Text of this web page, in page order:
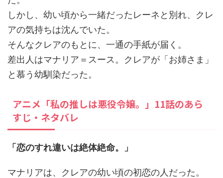
しかし、幼い頃から一緒だったレーネと別れ、クレ
アの気持ちは沈んでいた。
そんなクレアのもとに、一通の手紙が届く。
差出人はマナリア＝スース。クレアが「お姉さま」
と慕う幼馴染だった。
アニメ「私の推しは悪役令嬢。」11話のあら
すじ・ネタバレ
「恋のすれ違いは絶体絶命。」
マナリアは、クレアの幼い頃の初恋の人だった。